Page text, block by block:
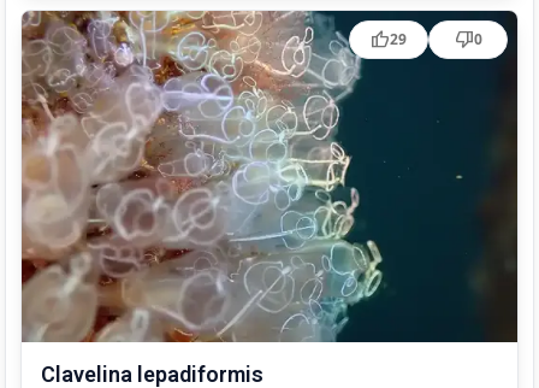
Clavelina lepadiformis
thumb_up29 thumb_down0